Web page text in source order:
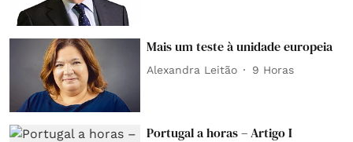
Mais um teste à unidade europeia
Alexandra Leitão 9 Horas
Portugal a horas – Artigo I